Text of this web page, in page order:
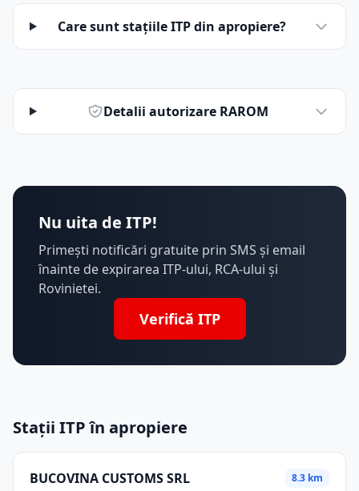
Care sunt stațiile ITP din apropiere?
Detalii autorizare RAROM
Nu uita de ITP!
Primești notificări gratuite prin SMS și email
înainte de expirarea ITP-ului, RCA-ului și
Rovinietei.
Verifică ITP
Stații ITP în apropiere
BUCOVINA CUSTOMS SRL 8.3 km